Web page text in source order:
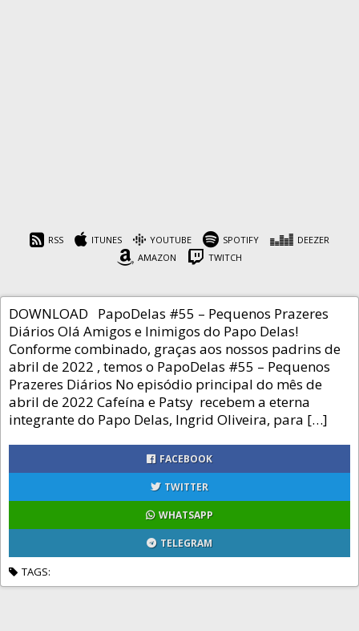
RSS ITUNES YOUTUBE SPOTIFY
DEEZER
AMAZON
TWITCH
Diários
10 de maio de 2022
DOWNLOAD PapoDelas #55 – Pequenos Prazeres
Diários Olá Amigos e Inimigos do Papo Delas!
Conforme combinado, graças aos nossos padrins de
abril de 2022 , temos o PapoDelas #55 – Pequenos
Prazeres Diários No episódio principal do mês de
abril de 2022 Cafeína e Patsy recebem a eterna
integrante do Papo Delas, Ingrid Oliveira, para […]
FACEBOOK
TWITTER
WHATSAPP
TELEGRAM
TAGS: